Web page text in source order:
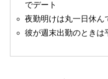
でデート
夜勤明けは丸一日休ん
彼が週末出勤のときは